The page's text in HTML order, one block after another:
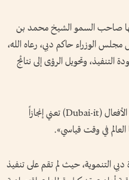
صاحب السمو الشيخ محمد بن
الوزراء حاكم دبي، رعاه الله،
التنفيذ، وتحويل الرؤى إلى نتائج
وأكد سموه، عقب إطلاق المبادرة، أن «دبي الأفعال (Dubai-it) تعني إنجازاً
العالم في وقت قياسي».
التنموية، حيث لم تقم على تنفيذ